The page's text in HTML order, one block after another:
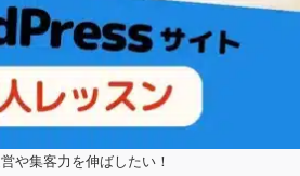
や集客力を伸ばしたい！